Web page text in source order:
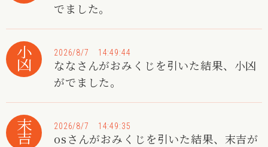
でました。
小凶 2026/8/7 14:49:44
ななさんがおみくじを引いた結果、小凶
がでました。
末吉 2026/8/7 14:49:35
osさんがおみくじを引いた結果、末吉が